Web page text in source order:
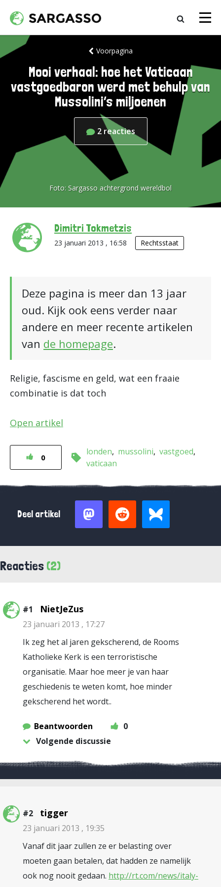
Voorpagina
Mooi verhaal: hoe het Vaticaan
vastgoedbaron werd met behulp van
Mussolini’s miljoenen
2 reacties
Foto: Sargasso achtergrond wereldbol
Dimitri Tokmetzis
23 januari 2013 , 16:58 Rechtsstaat
Deze pagina is meer dan 13 jaar
oud. Kijk ook eens verder naar
andere en meer recente artikelen
van de homepage.
Religie, fascisme en geld, wat een fraaie
combinatie is dat toch
Open artikel
0
londen mussolini vastgoed
vaticaan
Deel artikel
Reacties (2)
#1 NietJeZus
23 januari 2013 , 17:27
Ik zeg het al jaren gekscherend, de Rooms
Katholieke Kerk is een terroristische
organisatie. Maar hoe meer je van haar
geschiedenis te weten komt, hoe minder
gekscherend het wordt..
Beantwoorden
0
Volgende discussie
#2 tigger
23 januari 2013 , 19:35
Vanaf dit jaar zullen ze er belasting over
moeten gaan betalen, dat hadden ze namelijk
ook nog nooit gedaan. http://rt.com/news/italy-